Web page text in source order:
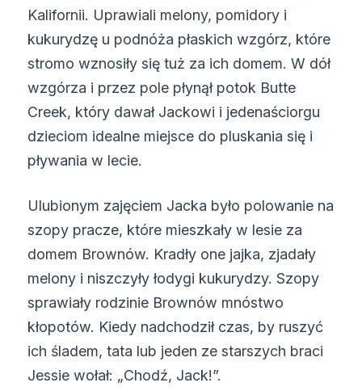
Kalifornii. Uprawiali melony, pomidory i
kukurydzę u podnóża płaskich wzgórz, które
stromo wznosiły się tuż za ich domem. W dół
wzgórza i przez pole płynął potok Butte
Creek, który dawał Jackowi i jedenaściorgu
dzieciom idealne miejsce do pluskania się i
pływania w lecie.
Ulubionym zajęciem Jacka było polowanie na
szopy pracze, które mieszkały w lesie za
domem Brownów. Kradły one jajka, zjadały
melony i niszczyły łodygi kukurydzy. Szopy
sprawiały rodzinie Brownów mnóstwo
kłopotów. Kiedy nadchodził czas, by ruszyć
ich śladem, tata lub jeden ze starszych braci
Jessie wołał: „Chodź, Jack!”.